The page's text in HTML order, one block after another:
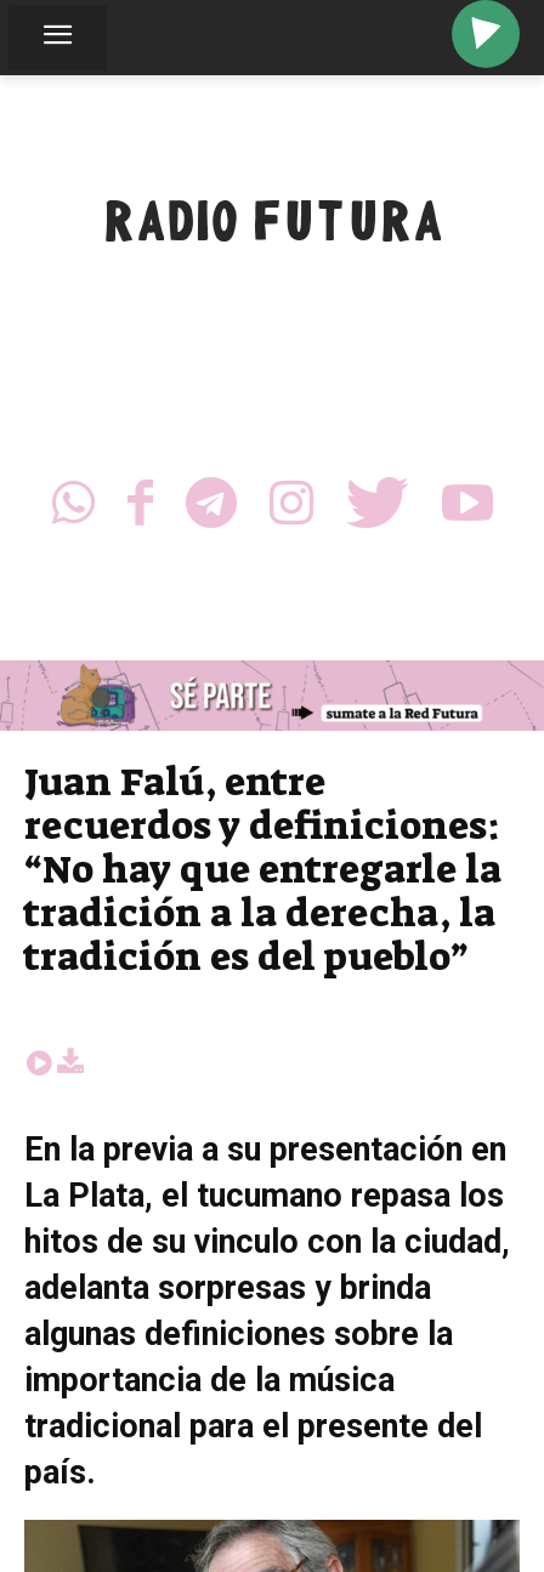
RADIO FUTURA
Juan Falú, entre
recuerdos y definiciones:
“No hay que entregarle la
tradición a la derecha, la
tradición es del pueblo”
En la previa a su presentación en
La Plata, el tucumano repasa los
hitos de su vinculo con la ciudad,
adelanta sorpresas y brinda
algunas definiciones sobre la
importancia de la música
tradicional para el presente del
país.